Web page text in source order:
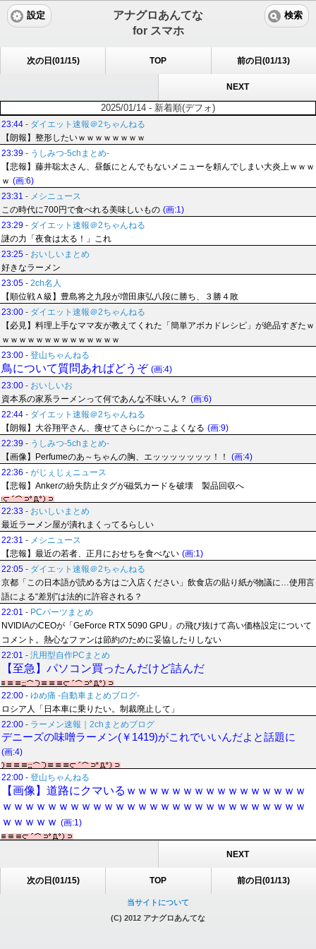
アナグロあんてな
for スマホ
設定 検索
次の日(01/15) TOP 前の日(01/13)
NEXT
2025/01/14 - 新着順(デフォ)
23:44 - ダイエット速報＠2ちゃんねる
【朗報】整形したいｗｗｗｗｗｗｗｗ
23:39 - うしみつ-5chまとめ-
【悲報】藤井聡太さん、昼飯にとんでもないメニューを頼んでしまい大炎上ｗｗｗ
ｗ (画:6)
23:31 - メシニュース
この時代に700円で食べれる美味しいもの (画:1)
23:29 - ダイエット速報＠2ちゃんねる
謎の力「夜食は太る！」これ
23:25 - おいしいまとめ
好きなラーメン
23:05 - 2ch名人
【順位戦Ａ級】豊島将之九段が増田康弘八段に勝ち、３勝４敗
23:00 - ダイエット速報＠2ちゃんねる
【必見】料理上手なママ友が教えてくれた「簡単アボカドレシピ」が絶品すぎたｗ
ｗｗｗｗｗｗｗｗｗｗｗｗｗｗ
23:00 - 登山ちゃんねる
鳥について質問あればどうぞ (画:4)
23:00 - おいしいお
資本系の家系ラーメンって何であんな不味いん？ (画:6)
22:44 - ダイエット速報＠2ちゃんねる
【朗報】大谷翔平さん、痩せてさらにかっこよくなる (画:9)
22:39 - うしみつ-5chまとめ-
【画像】Perfumeのあ～ちゃんの胸、エッッッッッッッ！！
(画:4)
22:36 - がじぇじぇニュース
【悲報】Ankerの紛失防止タグが磁気カードを破壊 製品回収へ
22:33 - おいしいまとめ
最近ラーメン屋が潰れまくってるらしい
22:31 - メシニュース
【悲報】最近の若者、正月におせちを食べない (画:1)
22:05 - ダイエット速報＠2ちゃんねる
京都「この日本語が読める方はご入店ください」飲食店の貼り紙が物議に…使用言
語による“差別”は法的に許容される？
22:01 - PCパーツまとめ
NVIDIAのCEOが「GeForce RTX 5090 GPU」の飛び抜けて高い価格設定について
コメント。熱心なファンは節約のために妥協したりしない
22:01 - 汎用型自作PCまとめ
【至急】パソコン買ったんだけど詰んだ
22:00 - ゆめ痛 -自動車まとめブログ-
ロシア人「日本車に乗りたい。制裁廃止して」
22:00 - ラーメン速報｜2chまとめブログ
デニーズの味噌ラーメン(￥1419)がこれでいいんだよと話題に
(画:4)
22:00 - 登山ちゃんねる
【画像】道路にクマいるｗｗｗｗｗｗｗｗｗｗｗｗｗｗｗｗ
ｗｗｗｗｗｗｗｗｗｗｗｗｗｗｗｗｗｗｗｗｗｗｗｗｗｗｗ
ｗｗｗｗｗ (画:1)
NEXT
次の日(01/15) TOP 前の日(01/13)
当サイトについて
(C) 2012 アナグロあんてな